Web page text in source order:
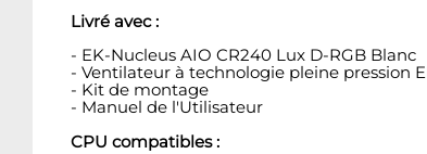
Livré avec :
- EK-Nucleus AIO CR240 Lux D-RGB Blanc
- Ventilateur à technologie pleine pression
- Kit de montage
- Manuel de l'Utilisateur
CPU compatibles :